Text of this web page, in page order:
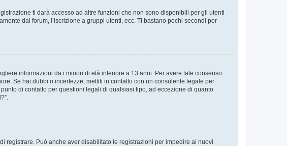
ti darà accesso ad altre funzioni che non sono disponibili per gli utenti
dal forum, l’iscrizione a gruppi utenti, ecc. Ti bastano pochi secondi per
informazioni da i minori di età inferiore a 13 anni. Per avere tale consenso
Se hai dubbi o incertezze, mettiti in contatto con un consulente legale per
di contatto per questioni legali di qualsiasi tipo, ad eccezione di quanto
registrare. Può anche aver disabilitato le registrazioni per impedire ai nuovi